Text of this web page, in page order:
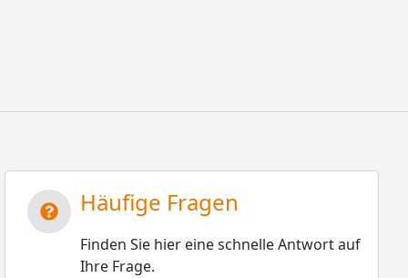
Häufige Fragen
Finden Sie hier eine schnelle Antwort auf
Ihre Frage.